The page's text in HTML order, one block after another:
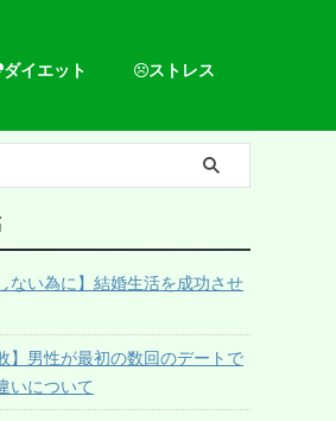
ダイエット ストレス
ない為に】結婚生活を成功させ
】男性が最初の数回のデートで
いについて